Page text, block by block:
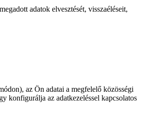
adatok elvesztését, visszaéléseit,
az Ön adatai a megfelelő közösségi
konfigurálja az adatkezeléssel kapcsolatos